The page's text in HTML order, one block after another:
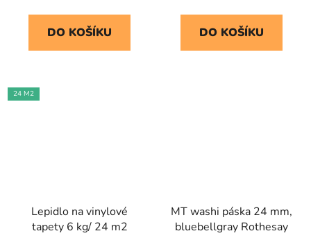
DO KOŠÍKU DO KOŠÍKU
24 M2
Lepidlo na vinylové
tapety 6 kg/ 24 m2
MT washi páska 24 mm,
bluebellgray Rothesay